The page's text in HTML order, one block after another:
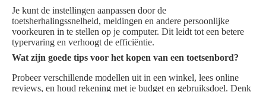
Je kunt de instellingen aanpassen door de
toetsherhalingssnelheid, meldingen en andere persoonlijke
voorkeuren in te stellen op je computer. Dit leidt tot een betere
typervaring en verhoogt de efficiëntie.
Wat zijn goede tips voor het kopen van een toetsenbord?
Probeer verschillende modellen uit in een winkel, lees online
reviews, en houd rekening met je budget en gebruiksdoel. Denk